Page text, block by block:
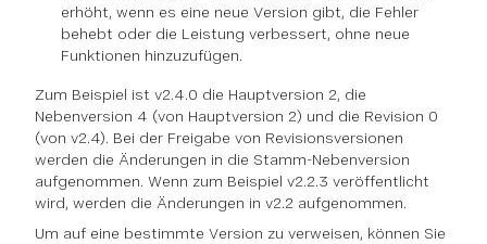
erhöht, wenn es eine neue Version gibt, die Fehler
behebt oder die Leistung verbessert, ohne neue
Funktionen hinzuzufügen.
Zum Beispiel ist v2.4.0 die Hauptversion 2, die
Nebenversion 4 (von Hauptversion 2) und die Revision 0
(von v2.4). Bei der Freigabe von Revisionsversionen
werden die Änderungen in die Stamm-Nebenversion
aufgenommen. Wenn zum Beispiel v2.2.3 veröffentlicht
wird, werden die Änderungen in v2.2 aufgenommen.
Um auf eine bestimmte Version zu verweisen, können Sie